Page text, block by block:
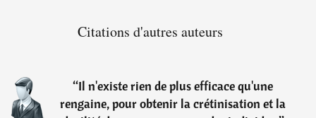
Citations d'autres auteurs
“Il n'existe rien de plus efficace qu'une
rengaine, pour obtenir la crétinisation et la